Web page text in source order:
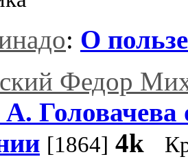
: О
Федор
Головачева
[1864] 4k